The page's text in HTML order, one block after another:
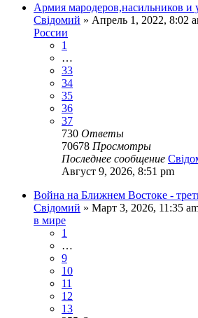
Армия мародеров,насильников и
Свідомий » Апрель 1, 2022, 8:02
России
1
…
33
34
35
36
37
730 Ответы
70678 Просмотры
Последнее сообщение
Август 9, 2026, 8:51 pm
Война на Ближнем Востоке -
Свідомий » Март 3, 2026, 11:35
в мире
1
…
9
10
11
12
13